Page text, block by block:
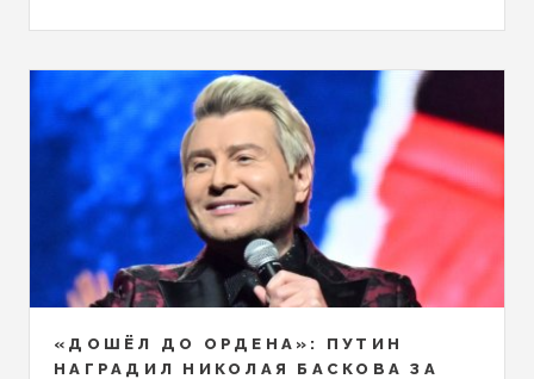
«ДОШЁЛ ДО ОРДЕНА»: ПУТИН
НАГРАДИЛ НИКОЛАЯ БАСКОВА ЗА